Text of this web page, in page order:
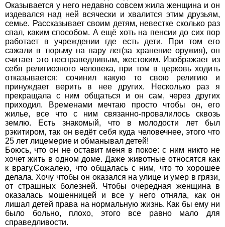
Оказывается у него недавно совсем жила женщина и он
издевался над ней всячески и хвалится этим друзьям,
семье. Рассказывает своим детям, невестке сколько раз
спал, каким способом. А ещё хоть на пенсии до сих пор
работает в учреждении где есть дети. При том его
сажали в тюрьму на пару лет(за хранение оружия), он
считает это несправедливым, жестоким. Изображает из
себя религиозного человека, при том в церковь ходить
отказывается: сочинил какую то свою религию и
принуждает верить в нее других. Несколько раз я
прекращала с ним общаться и он сам, через других
приходил. Временами мечтаю просто чтобы он, его
жилье, все что с ним связанно-провалилось сквозь
землю. Есть знакомый, что в молодости лет был
рэкитиром, так он ведёт себя куда человечнее, этого что
25 лет лицемерие и обманывал детей!
Боюсь, что он не оставит меня в покое: с ним никто не
хочет жить в одном доме. Даже животные относятся как
к врагу.Сожалею, что общалась с ним, что то хорошее
делала. Хочу чтобы он оказался на улице и умер в грязи,
от страшных болезней. Чтобы очередная женщина в
оказалась мошенницей и все у него отняла, как он
лишал детей права на нормальную жизнь. Как бы ему ни
было больно, плохо, этого все равно мало для
справедливости.